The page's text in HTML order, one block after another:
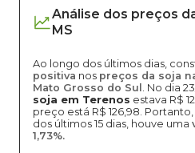
Análise dos preços
MS
Ao longo dos últimos dias,
positiva nos preços da soja
Mato Grosso do Sul . No dia
soja em Terenos estava R$
preço está R$ 126,98.
dos últimos 15 dias, houve uma
1,73%.